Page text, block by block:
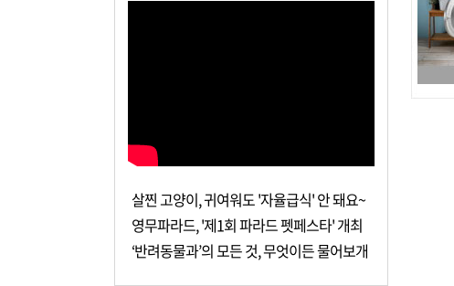
살찐 고양이, 귀여워도 '자율급식' 안 돼요~
영무파라드, '제1회 파라드 펫페스타' 개최
‘반려동물과’의 모든 것, 무엇이든 물어보개